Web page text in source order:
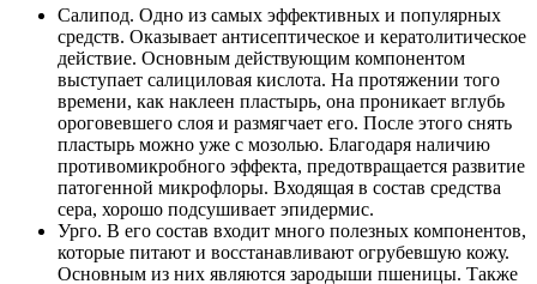
Салипод. Одно из самых эффективных и популярных
средств. Оказывает антисептическое и кератолитическое
действие. Основным действующим компонентом
выступает салициловая кислота. На протяжении того
времени, как наклеен пластырь, она проникает вглубь
ороговевшего слоя и размягчает его. После этого снять
пластырь можно уже с мозолью. Благодаря наличию
противомикробного эффекта, предотвращается развитие
патогенной микрофлоры. Входящая в состав средства
сера, хорошо подсушивает эпидермис.
Урго. В его состав входит много полезных компонентов,
которые питают и восстанавливают огрубевшую кожу.
Основным из них являются зародыши пшеницы. Также